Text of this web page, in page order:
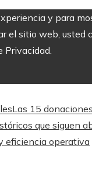
y para
el sitio web,
Privacidad.
Las 15
que siguen
eficiencia operativa